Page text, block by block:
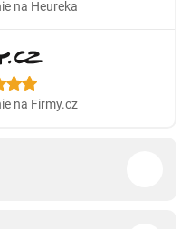
na Heureka
na Firmy.cz